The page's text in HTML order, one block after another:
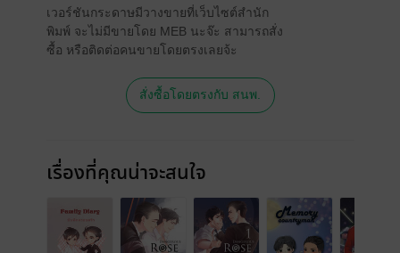
เวอร์ชันกระดาษมีวางขายที่เว็บไซต์สำนัก
พิมพ์ จะไม่มีขายโดย MEB นะจ๊ะ สามารถสั่ง
ซื้อ หรือติดต่อคนขายโดยตรงเลยจ้ะ
สั่งซื้อโดยตรงกับ สนพ.
เรื่องที่คุณน่าจะสนใจ